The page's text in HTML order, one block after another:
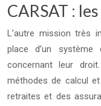
CARSAT :
L’autre mission très
place d’un système
concernant leur
méthodes de calcul
retraites et des